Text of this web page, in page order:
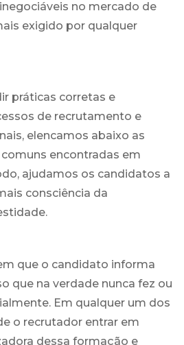
no mercado de
exigido por qualquer
práticas corretas e
de recrutamento e
elencamos abaixo as
encontradas em
ajudamos os candidatos a
consciência da
que o candidato informa
que na verdade nunca fez ou
Em qualquer um dos
o recrutador entrar em
dessa formação e